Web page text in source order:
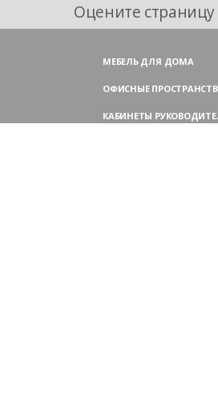
Оцените страницу
МЕБЕЛЬ ДЛЯ ДОМА
ОФИСНЫЕ
КАБИНЕТЫ